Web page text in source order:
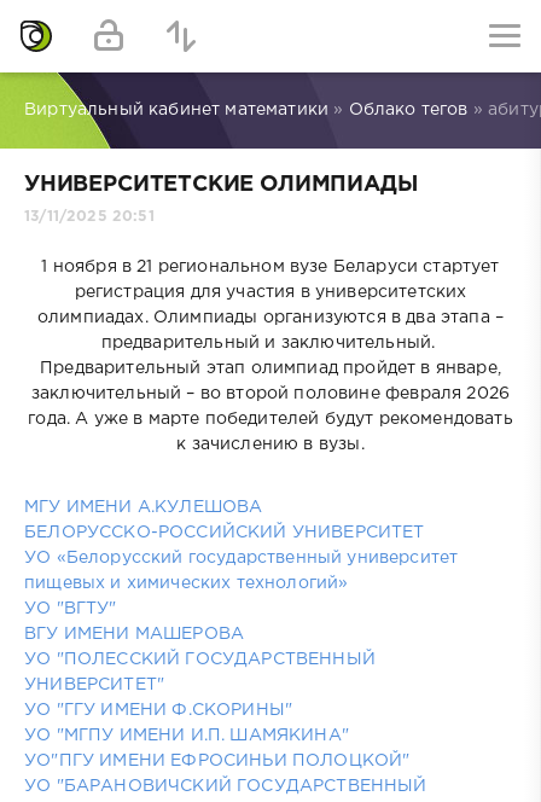
Виртуальный кабинет математики » Облако тегов »
УНИВЕРСИТЕТСКИЕ ОЛИМПИАДЫ
13/11/2025 20:51
1 ноября в 21 региональном вузе Беларуси стартует
регистрация для участия в университетских
олимпиадах. Олимпиады организуются в два этапа –
предварительный и заключительный.
Предварительный этап олимпиад пройдет в январе,
заключительный – во второй половине февраля 2026
года. А уже в марте победителей будут рекомендовать
к зачислению в вузы.
МГУ ИМЕНИ А.КУЛЕШОВА
БЕЛОРУССКО-РОССИЙСКИЙ УНИВЕРСИТЕТ
УО «Белорусский государственный университет
пищевых и химических технологий»
УО "ВГТУ"
ВГУ ИМЕНИ МАШЕРОВА
УО "ПОЛЕССКИЙ ГОСУДАРСТВЕННЫЙ
УНИВЕРСИТЕТ"
УО "ГГУ ИМЕНИ Ф.СКОРИНЫ"
УО "МГПУ ИМЕНИ И.П. ШАМЯКИНА"
УО"ПГУ ИМЕНИ ЕФРОСИНЬИ ПОЛОЦКОЙ"
УО "БАРАНОВИЧСКИЙ ГОСУДАРСТВЕННЫЙ